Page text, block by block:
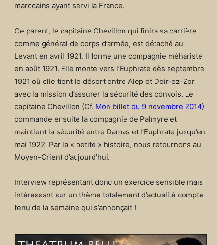
marocains ayant servi la France.
Ce parent, le capitaine Chevillon qui finira sa carrière
comme général de corps d’armée, est détaché au
Levant en avril 1921. Il forme une compagnie méhariste
en août 1921. Elle monte vers l’Euphrate dès septembre
1921 où elle tient le désert entre Alep et Deir-ez-Zor
avec la mission d’assurer la sécurité des convois. Le
capitaine Chevillon (Cf. Mon billet du 9 novembre 2014)
commande ensuite la compagnie de Palmyre et
maintient la sécurité entre Damas et l’Euphrate jusqu’en
mai 1922. Par la « petite » histoire, nous retournons au
Moyen-Orient d’aujourd’hui.
Interview représentant donc un exercice sensible mais
intéressant sur un thème totalement d’actualité compte
tenu de la semaine qui s’annonçait !